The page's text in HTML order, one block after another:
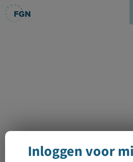
Inloggen voor